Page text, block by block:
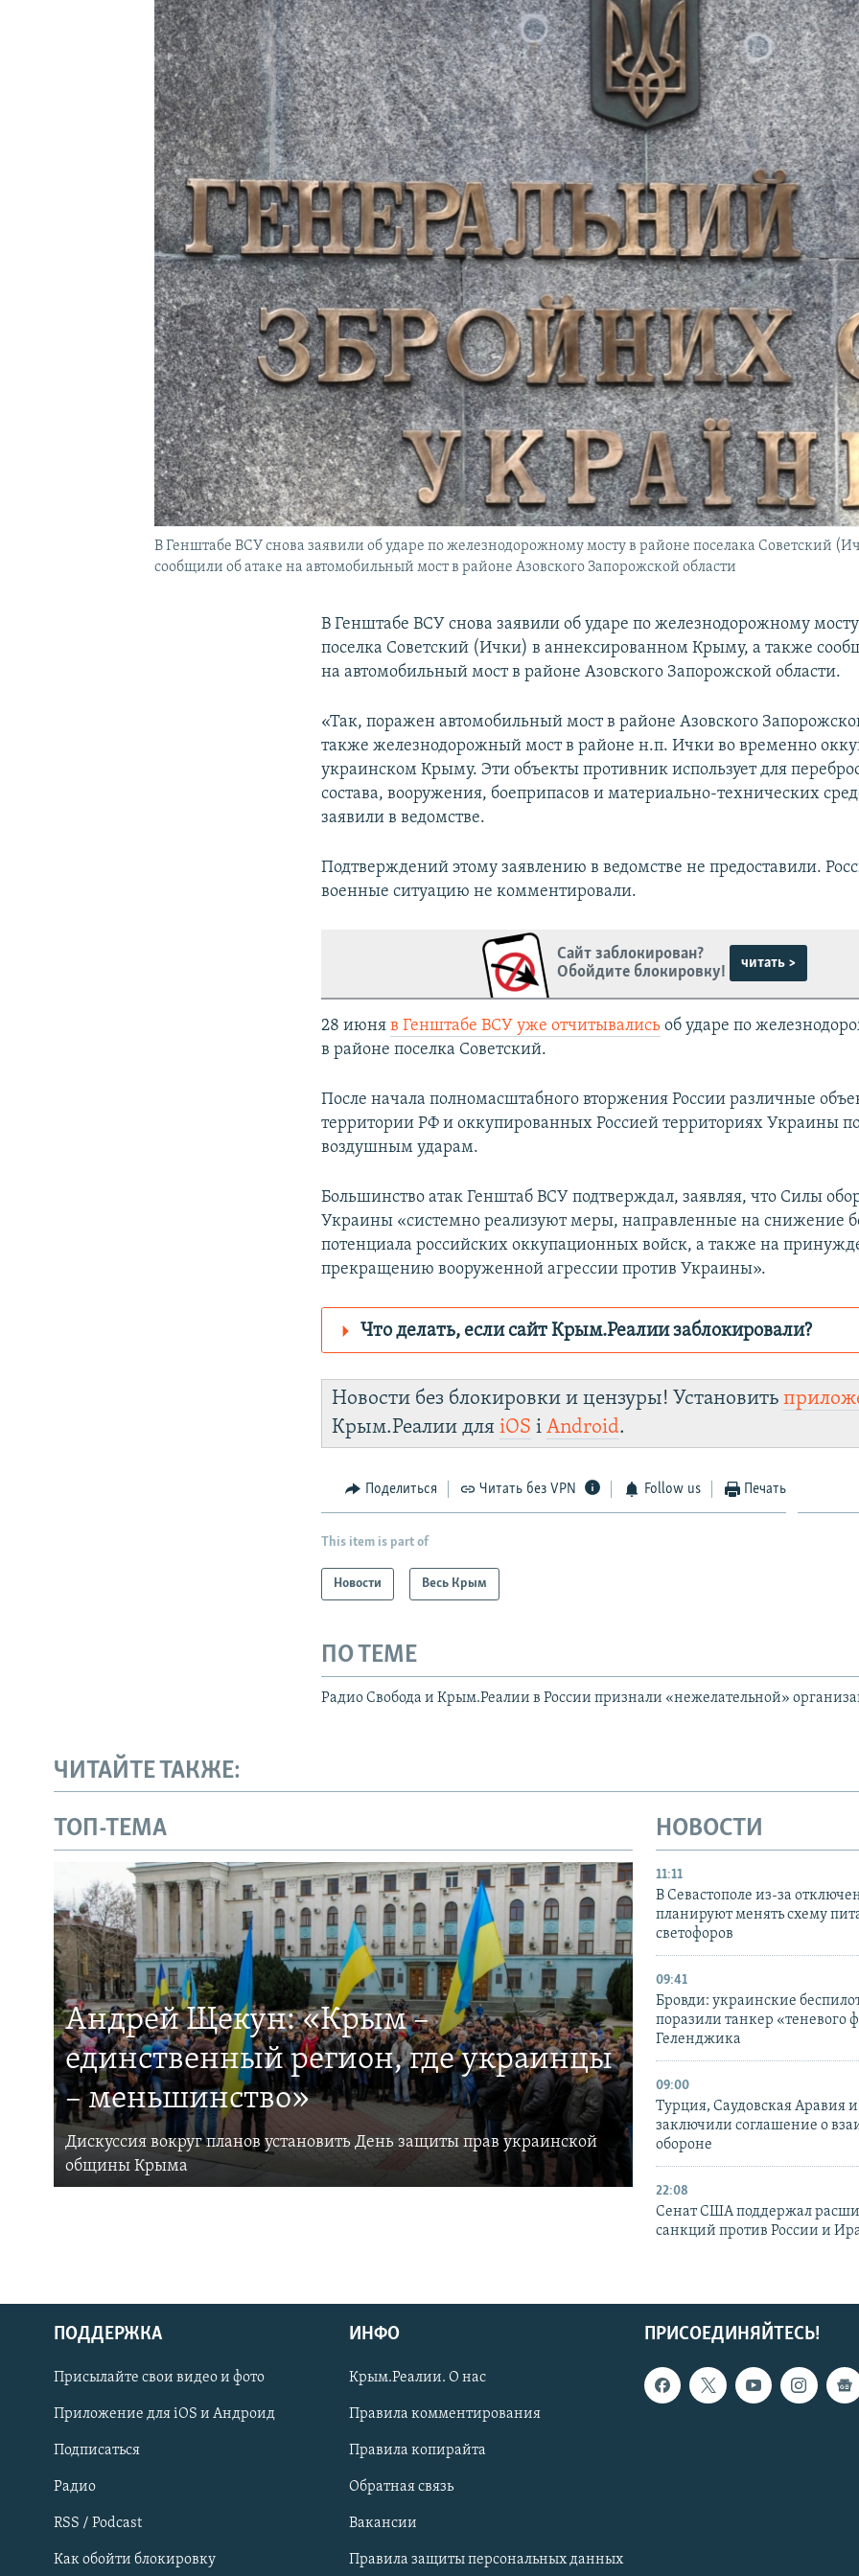
КРЫМ.НЕПОКОРЕННЫЙ
УКРАИНСКАЯ ПРОБЛЕМА КРЫМА
Українською
Qırımtatar
ПРИСОЕДИНЯЙТЕСЬ!
В Генштабе ВСУ снова заявили об ударе по железнодорожному мосту в районе поселака Советский
сообщили об атаке на автомобильный мост в районе Азовского Запорожской области
В Генштабе ВСУ снова заявили об ударе по железнодорожному
поселка Советский (Ички) в аннексированном Крыму, а также
на автомобильный мост в районе Азовского Запорожской области.
«Так, поражен автомобильный мост в районе Азовского
также железнодорожный мост в районе н.п. Ички во временно
украинском Крыму. Эти объекты противник использует для
состава, вооружения, боеприпасов и материально-технических
заявили в ведомстве.
Подтверждений этому заявлению в ведомстве не предоставили.
военные ситуацию не комментировали.
Сайт заблокирован?
Обойдите блокировку!
читать >
28 июняв Генштабе ВСУ уже отчитывались об ударе по
в районе поселка Советский.
После начала полномасштабного вторжения России различные
территории РФ и оккупированных Россией территориях Украины
воздушным ударам.
Большинство атак Генштаб ВСУ подтверждал, заявляя, что Силы
Украины «системно реализуют меры, направленные на снижение
потенциала российских оккупационных войск, а также на
прекращению вооруженной агрессии против Украины».
Что делать, если сайт Крым.Реалии заблокировали?
https://smarturl.click/zYdJA
Instagram
Viber Крым.Реалии
Новости без блокировки и цензуры! Установить
Крым.Реалии дляiOS іAndroid.
Поделиться Читать без VPN Follow us Печать
This item is part of
Новости Весь Крым
ПО ТЕМЕ
Радио Свобода и Крым.Реалии в России признали «нежелательной»
ЧИТАЙТЕ ТАКЖЕ:
ТОП-ТЕМА
Андрей Щекун: «Крым –
единственный регион, где украинцы
– меньшинство»
Дискуссия вокруг планов установить День защиты прав украинской
общины Крыма
НОВОСТИ
11:11
В Севастополе из-за
планируют менять схему
светофоров
09:41
Бровди: украинские
поразили танкер «теневого
Геленджика
09:00
Турция, Саудовская Аравия
заключили соглашение о
обороне
22:08
Сенат США поддержал
санкций против России и
ПРИСОЕДИНЯЙТЕСЬ!
ПОДДЕРЖКА
Присылайте свои видео и фото
Приложение для iOS и Андроид
Подписаться
Радио
RSS / Podcast
Как обойти блокировку
ИНФО
Крым.Реалии. О нас
Правила комментирования
Правила копирайта
Обратная связь
Вакансии
Правила защиты персональных данных